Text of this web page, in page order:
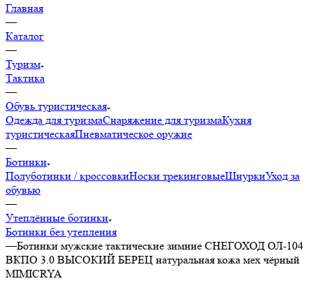
Главная
—
Каталог
—
Туризм
Тактика
—
Обувь туристическая
Одежда для туризмаСнаряжение для туризмаКухня
туристическаяПневматическое оружие
—
Ботинки
Полуботинки / кроссовкиНоски трекинговыеШнуркиУход за
обувью
—
Утеплённые ботинки
Ботинки без утепления
—Ботинки мужские тактические зимние СНЕГОХОД ОЛ-104
ВКПО 3.0 ВЫСОКИЙ БЕРЕЦ натуральная кожа мех чёрный
MIMICRYA